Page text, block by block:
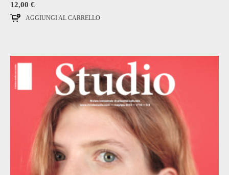
12,00 €
AGGIUNGI AL CARRELLO